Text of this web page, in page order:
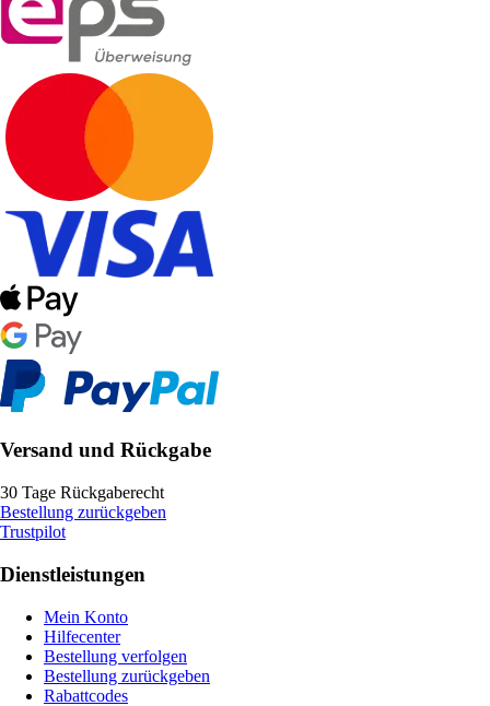
Versand und Rückgabe
30 Tage Rückgaberecht
Bestellung zurückgeben
Trustpilot
Dienstleistungen
Mein Konto
Hilfecenter
Bestellung verfolgen
Bestellung zurückgeben
Rabattcodes